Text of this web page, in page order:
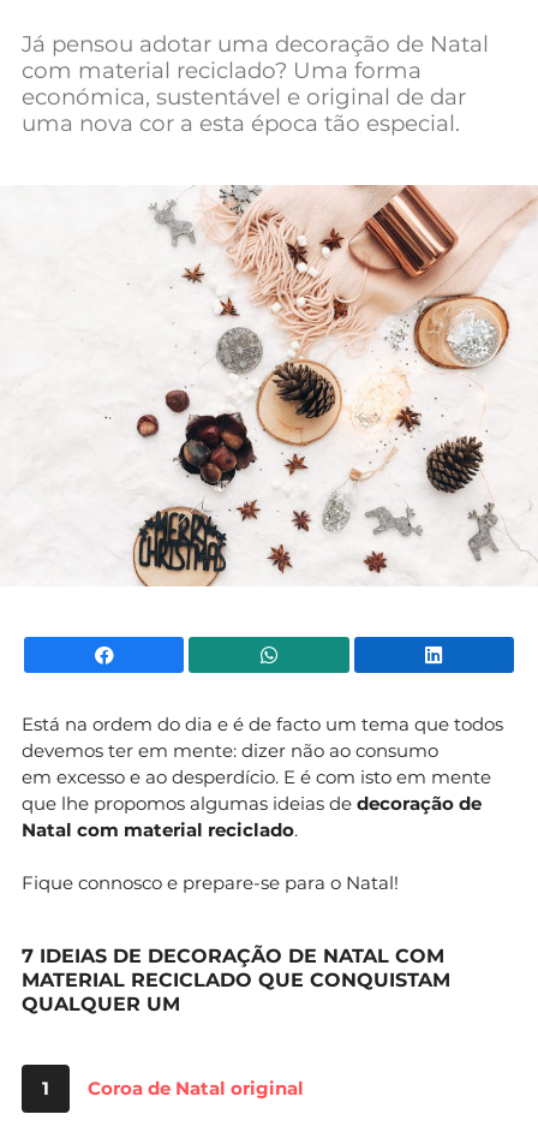
Negócios
Mundial 2026
Já pensou adotar uma decoração de Natal
com material reciclado? Uma forma
económica, sustentável e original de dar
uma nova cor a esta época tão especial.
Facebook WhatsApp
Está na ordem do dia e é de facto um tema que todos
devemos ter em mente: dizer não ao consumo
em excesso e ao desperdício. E é com isto em mente
que lhe propomos algumas ideias de decoração de
Natal com material reciclado.
Fique connosco e prepare-se para o Natal!
7 IDEIAS DE DECORAÇÃO DE NATAL COM
MATERIAL RECICLADO QUE CONQUISTAM
QUALQUER UM
1 Coroa de Natal original